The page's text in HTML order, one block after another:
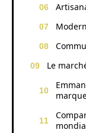
Le